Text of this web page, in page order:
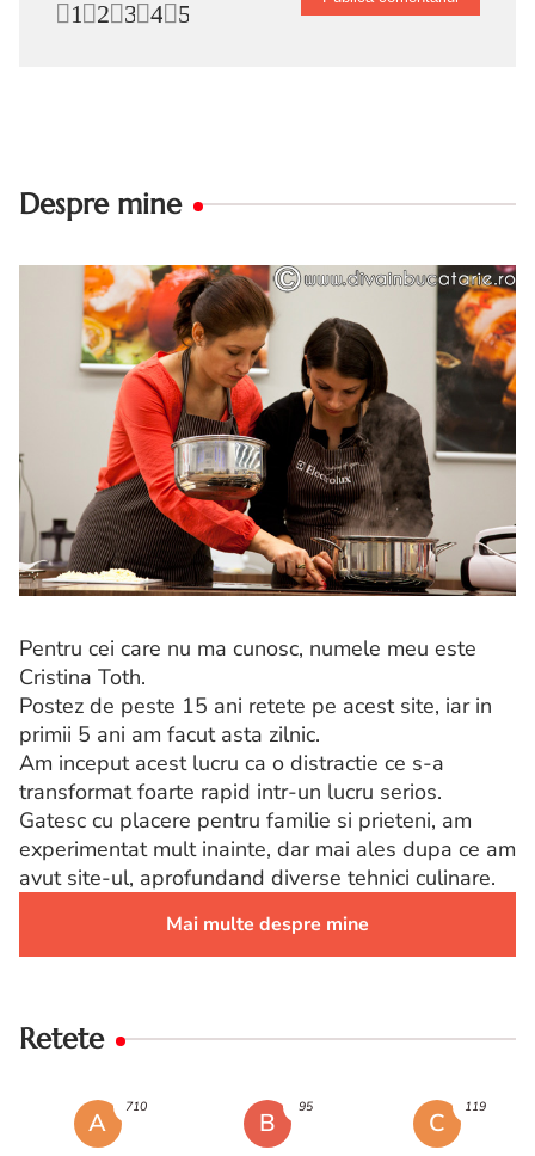
5
4
3
2
1
Despre mine
Pentru cei care nu ma cunosc, numele meu este
Cristina Toth.
Postez de peste 15 ani retete pe acest site, iar in
primii 5 ani am facut asta zilnic.
Am inceput acest lucru ca o distractie ce s-a
transformat foarte rapid intr-un lucru serios.
Gatesc cu placere pentru familie si prieteni, am
experimentat mult inainte, dar mai ales dupa ce am
avut site-ul, aprofundand diverse tehnici culinare.
Mai multe despre mine
Retete
A
710
B
95
C
119